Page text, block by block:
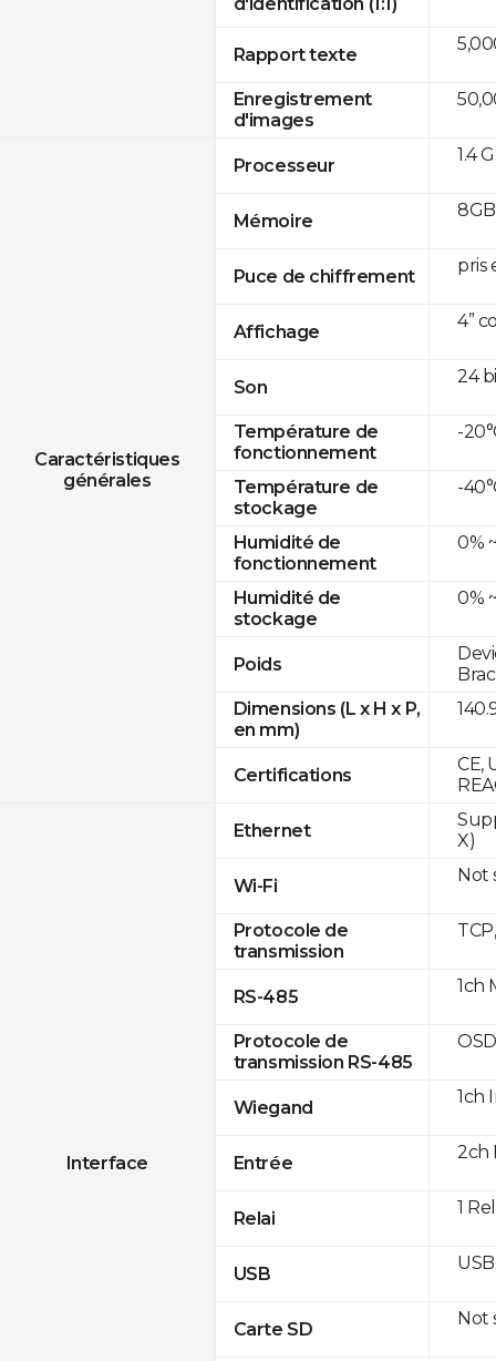
Rapport texte
Enregistrement
d'images
Caractéristiques
générales
Processeur
Mémoire
Puce de chiffrement
Affichage
Son
Température de
fonctionnement
Température de
stockage
Humidité de
fonctionnement
Humidité de
stockage
Poids
Dimensions (L x H x P,
en mm)
Certifications
Interface
Ethernet
Wi-Fi
Protocole de
transmission
RS-485
Protocole de
transmission RS-485
Wiegand
Entrée
Relai
USB
Carte SD
1.4
pris
4”
24
-
-
0%
0%
CE,
X)
Not
1ch
1ch
2ch
1
Not